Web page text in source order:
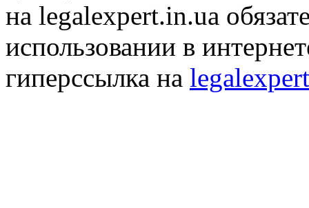
на legalexpert.in.ua
использовании в
гиперссылка на